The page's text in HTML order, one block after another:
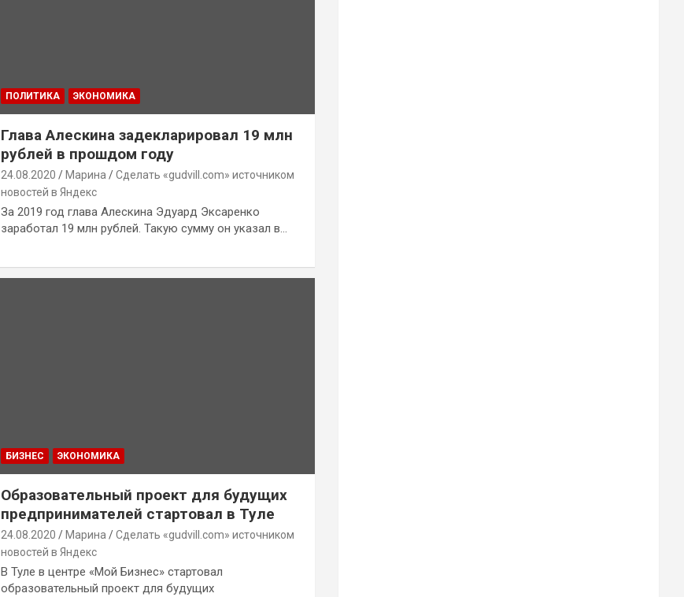
ПОЛИТИКА ЭКОНОМИКА
Глава Алескина задекларировал 19 млн
рублей в прошдом году
24.08.2020 Марина
Сделать «gudvill.com» источником
новостей в Яндекс
За 2019 год глава Алескина Эдуард Эксаренко
заработал 19 млн рублей. Такую сумму он указал в…
БИЗНЕС ЭКОНОМИКА
Образовательный проект для будущих
предпринимателей стартовал в Туле
24.08.2020 Марина
Сделать «gudvill.com» источником
новостей в Яндекс
В Туле в центре «Мой Бизнес» стартовал
образовательный проект для будущих